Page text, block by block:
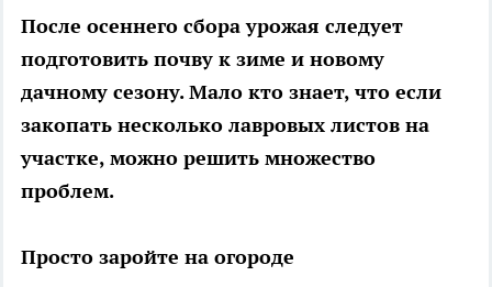
После осеннего сбора урожая следует
подготовить почву к зиме и новому
дачному сезону. Мало кто знает, что если
закопать несколько лавровых листов на
участке, можно решить множество
проблем.
Просто заройте на огороде